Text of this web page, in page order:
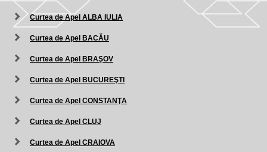
Curtea de Apel ALBA IULIA
Curtea de Apel BACĂU
Curtea de Apel BRAŞOV
Curtea de Apel BUCUREŞTI
Curtea de Apel CONSTANŢA
Curtea de Apel CLUJ
Curtea de Apel CRAIOVA